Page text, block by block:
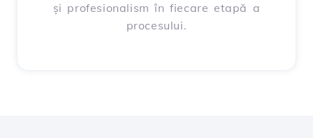
și profesionalism în fiecare etapă a
procesului.